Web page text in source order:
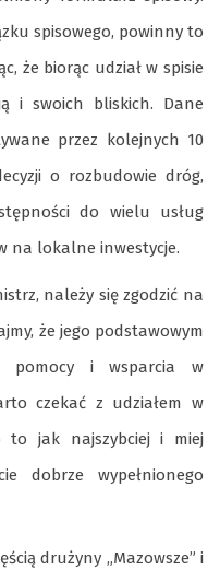
spisowego, powinny to
że biorąc udział w spisie
i swoich bliskich. Dane
przez kolejnych 10
o rozbudowie dróg,
do wielu usług
na lokalne inwestycje.
należy się zgodzić na
że jego podstawowym
pomocy i wsparcia w
czekać z udziałem w
to jak najszybciej i miej
dobrze wypełnionego
drużyny „Mazowsze” i